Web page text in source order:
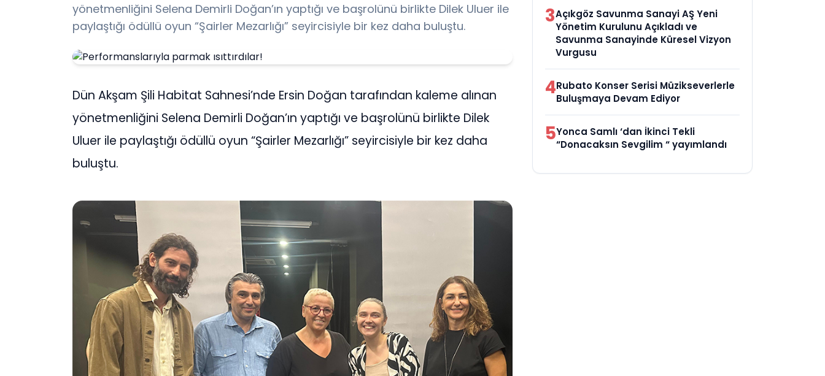
yönetmenliğini Selena Demirli Doğan’ın yaptığı ve başrolünü birlikte Dilek Uluer ile
paylaştığı ödüllü oyun “Şairler Mezarlığı” seyircisiyle bir kez daha buluştu.
Dün Akşam Şili Habitat Sahnesi’nde Ersin Doğan tarafından kaleme alınan
yönetmenliğini Selena Demirli Doğan’ın yaptığı ve başrolünü birlikte Dilek
Uluer ile paylaştığı ödüllü oyun “Şairler Mezarlığı” seyircisiyle bir kez daha
buluştu.
3Açıkgöz Savunma Sanayi AŞ Yeni
Yönetim Kurulunu Açıkladı ve
Savunma Sanayinde Küresel Vizyon
Vurgusu
4Rubato Konser Serisi Müzikseverlerle
Buluşmaya Devam Ediyor
5Yonca Samlı ‘dan İkinci Tekli
“Donacaksın Sevgilim “ yayımlandı